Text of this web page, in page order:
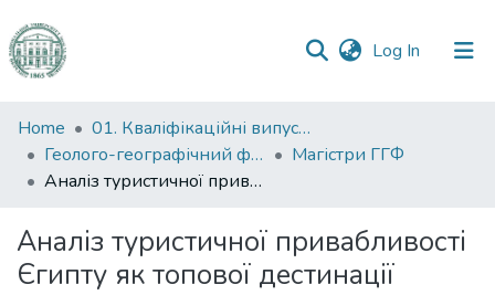
Log In (current)
Communities
&
Collections
Statistics
Home
01. Кваліфікаційні випускні роботи здобувачів вищої освіти
Геолого-географічний факультет
Магістри ГГФ
Аналіз туристичної привабливості Єгипту як топової дестинації
Аналіз туристичної привабливості
Єгипту як топової дестинації